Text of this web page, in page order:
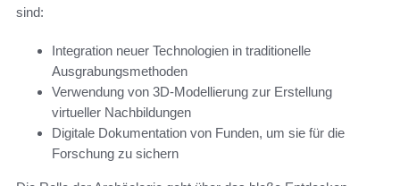
sind:
Integration neuer Technologien in traditionelle
Ausgrabungsmethoden
Verwendung von 3D-Modellierung zur Erstellung
virtueller Nachbildungen
Digitale Dokumentation von Funden, um sie für die
Forschung zu sichern